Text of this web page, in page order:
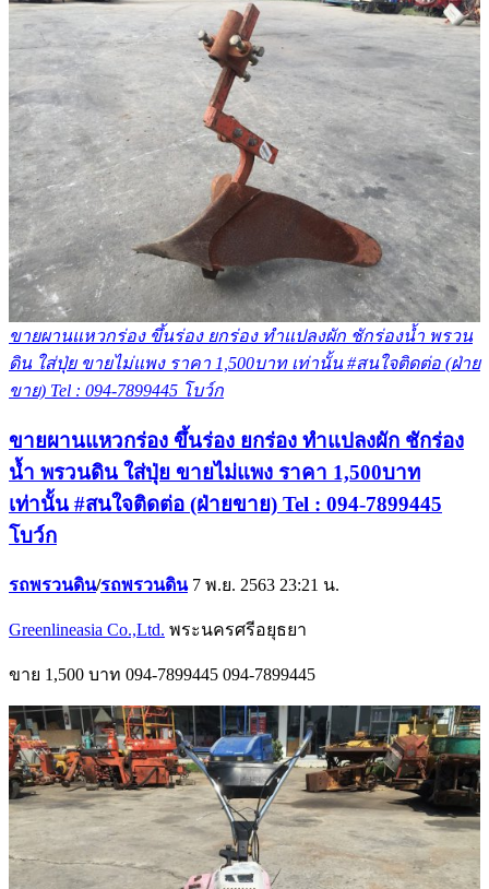
ขายผานแหวกร่อง ขึ้นร่อง ยกร่อง ทำแปลงผัก ชักร่องน้ำ พรวน
ดิน ใส่ปุ่ย ขายไม่แพง ราคา 1,500บาท เท่านั้น #สนใจติดต่อ (ฝ่าย
ขาย) Tel : 094-7899445 โบว์ก
ขายผานแหวกร่อง ขึ้นร่อง ยกร่อง ทำแปลงผัก ชักร่อง
น้ำ พรวนดิน ใส่ปุ่ย ขายไม่แพง ราคา 1,500บาท
เท่านั้น #สนใจติดต่อ (ฝ่ายขาย) Tel : 094-7899445
โบว์ก
รถพรวนดิน/รถพรวนดิน 7 พ.ย. 2563 23:21 น.
Greenlineasia Co.,Ltd. พระนครศรีอยุธยา
ขาย 1,500 บาท 094-7899445 094-7899445